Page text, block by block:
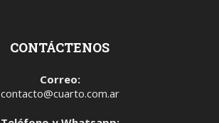
CONTÁCTENOS
Correo:
contacto@cuarto.com.ar